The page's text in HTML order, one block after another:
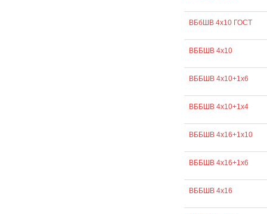
ВБбШВ 4х10 ГОСТ
ВББШВ 4х10
ВББШВ 4х10+1х6
ВББШВ 4х10+1х4
ВББШВ 4х16+1х10
ВББШВ 4х16+1х6
ВББШВ 4х16